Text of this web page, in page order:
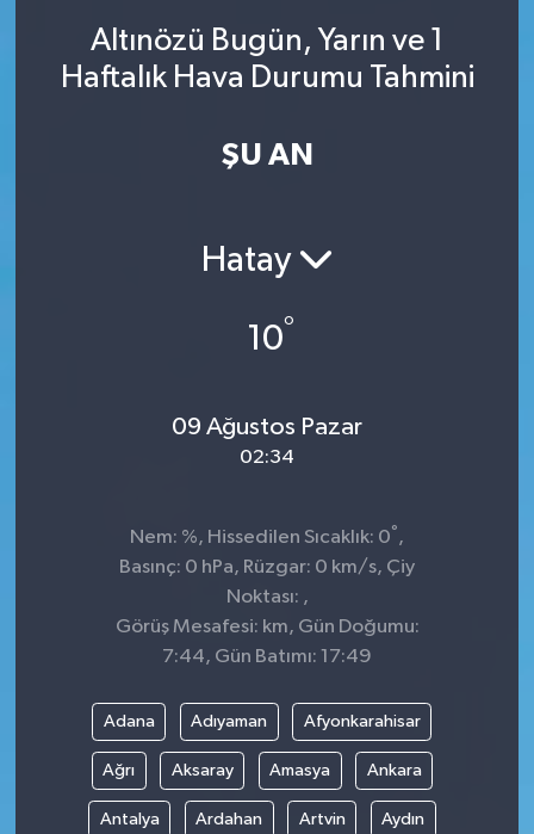
Altınözü Bugün, Yarın ve 1
Haftalık Hava Durumu Tahmini
ŞU AN
Hatay
10°
09 Ağustos Pazar
02:34
Nem: %, Hissedilen Sıcaklık: 0° ,
Basınç: 0 hPa, Rüzgar: 0 km/s, Çiy
Noktası: ,
Görüş Mesafesi: km, Gün Doğumu:
7:44, Gün Batımı: 17:49
Adana Adıyaman Afyonkarahisar
Ağrı Aksaray Amasya Ankara
Antalya Ardahan Artvin Aydın
SINAVLAR
AKADEMİK/BİLİM